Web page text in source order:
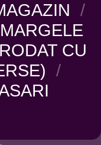
/
CU
/